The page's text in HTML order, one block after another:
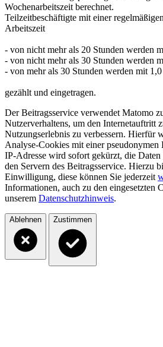
Wochenarbeitszeit berechnet.
Teilzeitbeschäftigte mit einer
Arbeitszeit
- von nicht mehr als 20 Stunden werden
- von nicht mehr als 30 Stunden werden
- von mehr als 30 Stunden werden mit 1,0
gezählt und eingetragen.
Der Beitragsservice verwendet Matomo
Nutzerverhaltens, um den Internetauftritt
Nutzungserlebnis zu verbessern. Hierfür
Analyse-Cookies mit einer pseudonymen
IP-Adresse wird sofort gekürzt, die
den Servern des Beitragsservice. Hierzu
Einwilligung, diese können Sie jederzeit
Informationen, auch zu den eingesetzten
unserem Datenschutzhinweis.
Ablehnen Zustimmen